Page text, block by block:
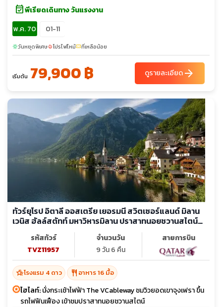
event_availableพีเรียดเดินทาง วันแรงงาน
พ.ค. 70
01-11
sunnyวันหยุดพิเศษlocal_fire_departmentโปรไฟไหม้confirmation_numberที่เหลือน้อย
เริ่มต้น 79,900 ฿ ดูรายละเอียดarrow_forward
ทัวร์ยุโรป อิตาลี ออสเตรีย เยอรมนี สวิตเซอร์แลนด์ มิลาน
เวนิส ฮัลล์สตัทท์ มหาวิหารมิลาน ปราสาทนอยชวานสไตน์
รหัสทัวร์
TVZ11957
จำนวนวัน
9 วัน 6 คืน
สายการบิน
hotel_classโรงแรม 4 ดาว restaurant อาหาร 16 มื้อ
ไฮไลท์:นั่งกระเช้าไฟฟ้า The VCableway ชมวิวยอดเขาจุงเฟรา ขึ้น
รถไฟฟันเฟือง เข้าชมปราสาทนอยชวานสไตน์